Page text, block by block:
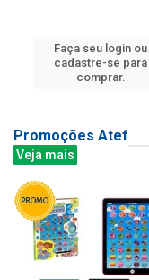
Faça seu login ou
cadastre-se para
comprar.
Promoções Atef
Veja mais